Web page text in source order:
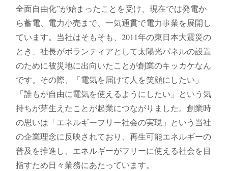
全面自由化”が始まったことを受け、現在では発電か
ら蓄電、電力小売まで、一気通貫で電力事業を展開し
ています。当社はそもそも、2011年の東日本大震災の
とき、社長がボランティアとして太陽光パネルの設置
のために被災地に出向いたことが創業のキッカケなん
です。その際、「電気を届けて人を笑顔にしたい」
「誰もが自由に電気を使えるようにしたい」という気
持ちが芽生えたことが起業につながりました。創業時
の思いは「エネルギーフリー社会の実現」という当社
の企業理念に反映されており、再生可能エネルギーの
普及を推進し、エネルギーがフリーに使える社会を目
指すため日々業務にあたっています。